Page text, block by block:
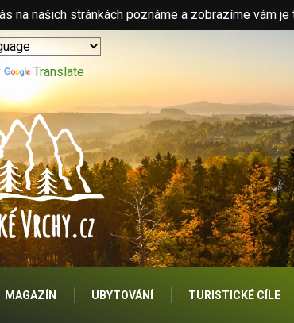
na našich stránkách poznáme a zobrazíme vám
Translate
MAGAZÍN UBYTOVÁNÍ TURISTICKÉ CÍLE